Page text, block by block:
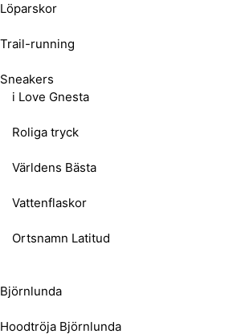
Löparskor
Trail-running
Sneakers
i Love Gnesta
Roliga tryck
Världens Bästa
Vattenflaskor
Ortsnamn Latitud
Björnlunda
Hoodtröja Björnlunda